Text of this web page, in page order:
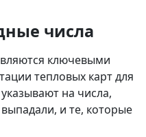
числа
ключевыми
тепловых карт для
на числа,
и те, которые